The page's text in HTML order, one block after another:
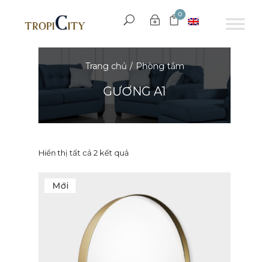
0
Trang chủ Phòng tắm
GƯƠNG A1
Hiển thị tất cả 2 kết quả
Mới